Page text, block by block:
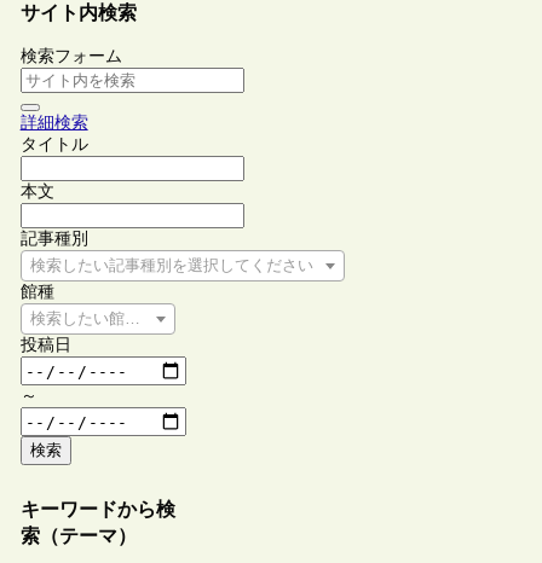
サイト内検索
検索フォーム
詳細検索
タイトル
本文
記事種別
検索したい記事種別を選択してください
館種
検索したい館種を選択してください
投稿日
～
検索
キーワードから検
索（テーマ）